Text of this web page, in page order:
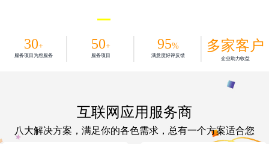
30+
服务项目为您服务
50+
服务项目
95%
满意度好评反馈
多家客户
企业助力收益
互联网应用服务商
八大解决方案，满足你的各色需求，总有一个方案适合您